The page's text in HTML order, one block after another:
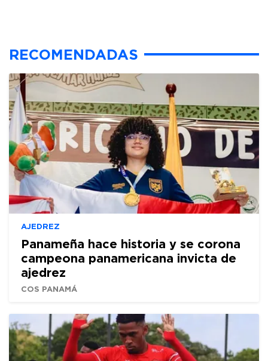
RECOMENDADAS
AJEDREZ
Panameña hace historia y se corona
campeona panamericana invicta de
ajedrez
COS PANAMÁ